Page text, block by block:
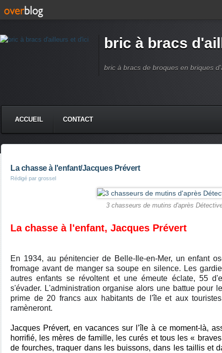
bric à bracs
bric à bracs de broques en briques
ACCUEIL CONTACT
La chasse à l'enfant/Jacques Prévert
Rédigé par grossel
3 chasseurs de mutins d'après
La chasse à l'enfant, Jacques Prévert
En 1934, au pénitencier de Belle-Ile-en-Mer, un enfant
fromage avant de manger sa soupe en silence. Les
autres enfants se révoltent et une émeute éclate, 55
s'évader. L'administration organise alors une battue pour
prime de 20 francs aux habitants de l'île et aux
ramèneront.
Jacques Prévert, en vacances sur l’île à ce moment-là,
horrifié, les mères de famille, les curés et tous les «
de fourches, traquer dans les buissons, dans les taillis et